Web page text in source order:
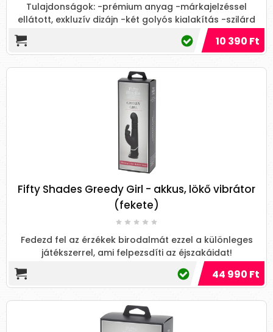
Tulajdonságok: -prémium anyag -márkajelzéssel
ellátott, exkluzív dizájn -két golyós kialakítás -szilárd
10 390 Ft
Fifty Shades Greedy Girl - akkus, lökő vibrátor
(fekete)
Fedezd fel az érzékek birodalmát ezzel a különleges
játékszerrel, ami felpezsdíti az éjszakáidat!
44 990 Ft